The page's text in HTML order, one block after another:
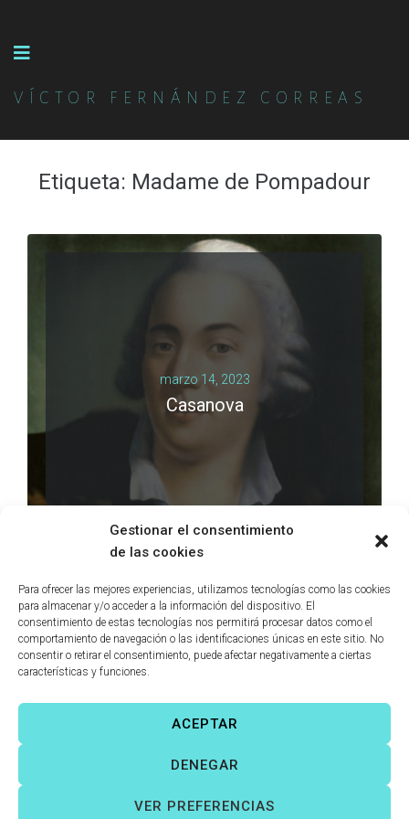
Gestionar el consentimiento
de las cookies
Para ofrecer las mejores experiencias, utilizamos tecnologías como las cookies
para almacenar y/o acceder a la información del dispositivo. El
consentimiento de estas tecnologías nos permitirá procesar datos como el
comportamiento de navegación o las identificaciones únicas en este sitio. No
consentir o retirar el consentimiento, puede afectar negativamente a ciertas
características y funciones.
ACEPTAR
DENEGAR
VER PREFERENCIAS
VÍCTOR FERNÁNDEZ CORREAS
Etiqueta: Madame de Pompadour
marzo 14, 2023
Casanova
LEER MÁS
0 comments
Víctor Fernández Correas
Todos los derechos reservados. |
|Política de cookies